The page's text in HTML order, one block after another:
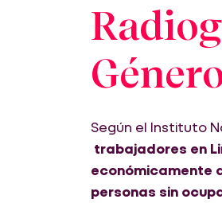
Según el Instituto
trabajadores en
económicamente
personas sin